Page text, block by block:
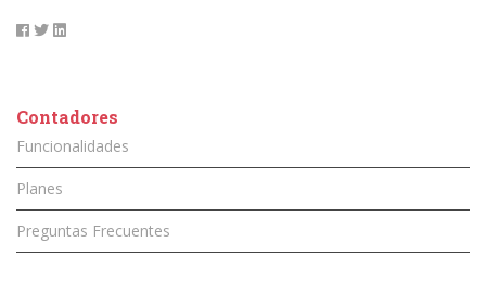
Contadores
Funcionalidades
Planes
Preguntas Frecuentes